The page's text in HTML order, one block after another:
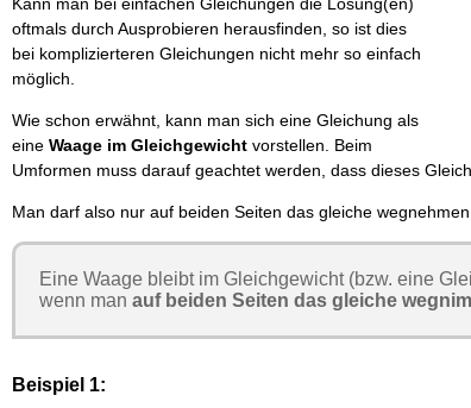
oftmals durch Ausprobieren herausfinden, so ist dies
bei komplizierteren Gleichungen nicht mehr so einfach
möglich.
Wie schon erwähnt, kann man sich eine Gleichung als
eine Waage im Gleichgewicht vorstellen. Beim
Umformen muss darauf geachtet werden, dass dieses
Man darf also nur auf beiden Seiten das gleiche
Eine Waage bleibt im Gleichgewicht (bzw. eine
wenn man auf beiden Seiten das gleiche
Beispiel 1: